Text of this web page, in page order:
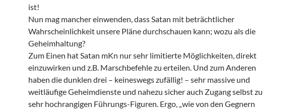
ist!
Nun mag mancher einwenden, dass Satan mit beträchtlicher
Wahrscheinlichkeit unsere Pläne durchschauen kann; wozu als die
Geheimhaltung?
Zum Einen hat Satan mKn nur sehr limitierte Möglichkeiten, direkt
einzuwirken und z.B. Marschbefehle zu erteilen. Und zum Anderen
haben die dunklen drei – keineswegs zufällig! – sehr massive und
weitläufige Geheimdienste und nahezu sicher auch Zugang selbst zu
sehr hochrangigen Führungs-Figuren. Ergo, „wie von den Gegnern